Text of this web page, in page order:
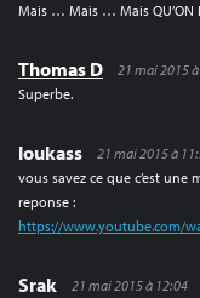
Mais … Mais … Mais QU’ON
Thomas D
21 mai 2015
Superbe.
loukass
21 mai 2015 à
vous savez ce que c’est
reponse :
https://www.youtube.com/
Srak
21 mai 2015 à 12:04